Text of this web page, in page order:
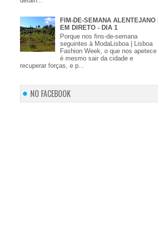
FIM-DE-SEMANA ALENTEJANO |
EM DIRETO - DIA 1
Porque nos fins-de-semana
seguintes à ModaLisboa | Lisboa
Fashion Week, o que nos apetece
é mesmo sair da cidade e
recuperar forças, e p...
NO FACEBOOK